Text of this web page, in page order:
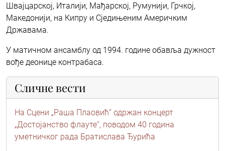
Швајцарској, Италији, Мађарској, Румунији, Грчкој,
Македонији, на Кипру и Сједињеним Америчким
Државама.
У матичном ансамблу од 1994. године обавља дужност
вође деонице контрабаса.
Сличне вести
На Сцени „Раша Плаовић“ одржан концерт
„Достојанство флауте“, поводом 40 година
уметничког рада Братислава Ђурића